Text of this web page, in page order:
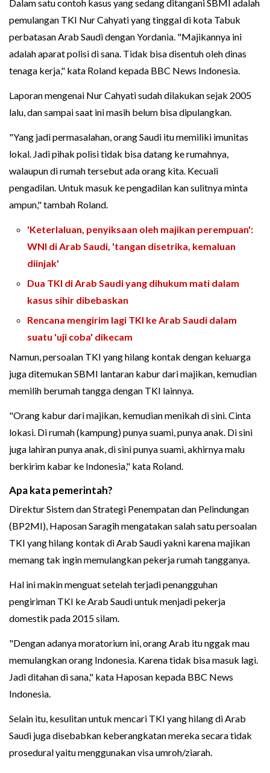
Dalam satu contoh kasus yang sedang ditangani SBMI adalah
pemulangan TKI Nur Cahyati yang tinggal di kota Tabuk
perbatasan Arab Saudi dengan Yordania. "Majikannya ini
adalah aparat polisi di sana. Tidak bisa disentuh oleh dinas
tenaga kerja," kata Roland kepada BBC News Indonesia.
Laporan mengenai Nur Cahyati sudah dilakukan sejak 2005
lalu, dan sampai saat ini masih belum bisa dipulangkan.
"Yang jadi permasalahan, orang Saudi itu memiliki imunitas
lokal. Jadi pihak polisi tidak bisa datang ke rumahnya,
walaupun di rumah tersebut ada orang kita. Kecuali
pengadilan. Untuk masuk ke pengadilan kan sulitnya minta
ampun," tambah Roland.
'Keterlaluan, penyiksaan oleh majikan perempuan':
WNI di Arab Saudi, 'tangan disetrika, kemaluan
diinjak'
Dua TKI di Arab Saudi yang dihukum mati dalam
kasus sihir dibebaskan
Rencana mengirim lagi TKI ke Arab Saudi dalam
suatu 'uji coba' dikecam
Namun, persoalan TKI yang hilang kontak dengan keluarga
juga ditemukan SBMI lantaran kabur dari majikan, kemudian
memilih berumah tangga dengan TKI lainnya.
"Orang kabur dari majikan, kemudian menikah di sini. Cinta
lokasi. Di rumah (kampung) punya suami, punya anak. Di sini
juga lahiran punya anak, di sini punya suami, akhirnya malu
berkirim kabar ke Indonesia," kata Roland.
Apa kata pemerintah?
Direktur Sistem dan Strategi Penempatan dan Pelindungan
(BP2MI), Haposan Saragih mengatakan salah satu persoalan
TKI yang hilang kontak di Arab Saudi yakni karena majikan
memang tak ingin memulangkan pekerja rumah tangganya.
Hal ini makin menguat setelah terjadi penangguhan
pengiriman TKI ke Arab Saudi untuk menjadi pekerja
domestik pada 2015 silam.
"Dengan adanya moratorium ini, orang Arab itu nggak mau
memulangkan orang Indonesia. Karena tidak bisa masuk lagi.
Jadi ditahan di sana," kata Haposan kepada BBC News
Indonesia.
Selain itu, kesulitan untuk mencari TKI yang hilang di Arab
Saudi juga disebabkan keberangkatan mereka secara tidak
prosedural yaitu menggunakan visa umroh/ziarah.